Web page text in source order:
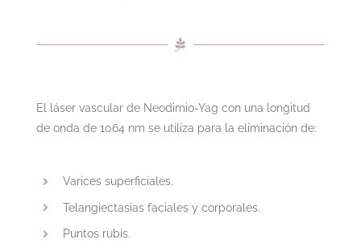
El láser vascular de Neodimio-Yag con una longitud
de onda de 1064 nm se utiliza para la eliminación de:
Varices superficiales.
Telangiectasias faciales y corporales.
Puntos rubís.